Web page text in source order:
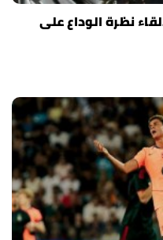
نظرة الوداع على